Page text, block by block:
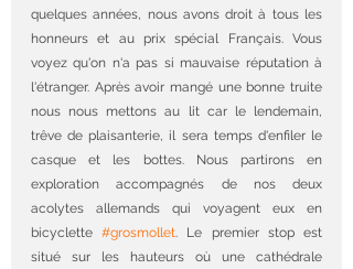
quelques années, nous avons droit à tous les
honneurs et au prix spécial Français. Vous
voyez qu'on n'a pas si mauvaise réputation à
l'étranger. Après avoir mangé une bonne truite
nous nous mettons au lit car le lendemain,
trêve de plaisanterie, il sera temps d'enfiler le
casque et les bottes. Nous partirons en
exploration accompagnés de nos deux
acolytes allemands qui voyagent eux en
bicyclette #grosmollet. Le premier stop est
situé sur les hauteurs où une cathédrale